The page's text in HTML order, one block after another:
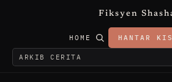
Fiksyen
HOME HANTAR